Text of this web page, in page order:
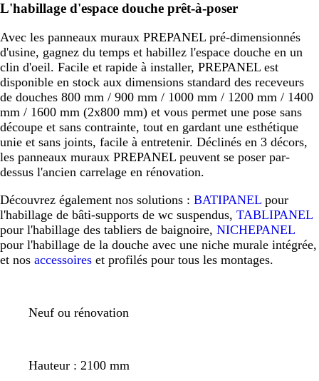
L'habillage d'espace douche prêt-à-poser
Avec les panneaux muraux PREPANEL pré-dimensionnés
d'usine, gagnez du temps et habillez l'espace douche en un
clin d'oeil. Facile et rapide à installer, PREPANEL est
disponible en stock aux dimensions standard des receveurs
de douches 800 mm / 900 mm / 1000 mm / 1200 mm / 1400
mm / 1600 mm (2x800 mm) et vous permet une pose sans
découpe et sans contrainte, tout en gardant une esthétique
unie et sans joints, facile à entretenir. Déclinés en 3 décors,
les panneaux muraux PREPANEL peuvent se poser par-
dessus l'ancien carrelage en rénovation.
Découvrez également nos solutions : BATIPANEL pour
l'habillage de bâti-supports de wc suspendus, TABLIPANEL
pour l'habillage des tabliers de baignoire, NICHEPANEL
pour l'habillage de la douche avec une niche murale intégrée,
et nos accessoires et profilés pour tous les montages.
Neuf ou rénovation
Hauteur : 2100 mm